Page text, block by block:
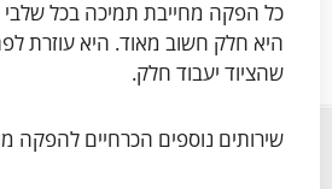
כל הפקה מחייבת תמיכה בכל
היא חלק חשוב מאוד. היא עוזרת
שהציוד יעבוד חלק.
שירותים נוספים הכרחיים להפקה